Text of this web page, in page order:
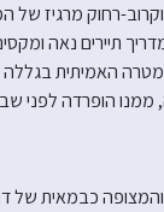
רחוק מרגיז של
תיירים נאה
האמיתית בגללה
ממנו הופרדה לפני
כבמאית של